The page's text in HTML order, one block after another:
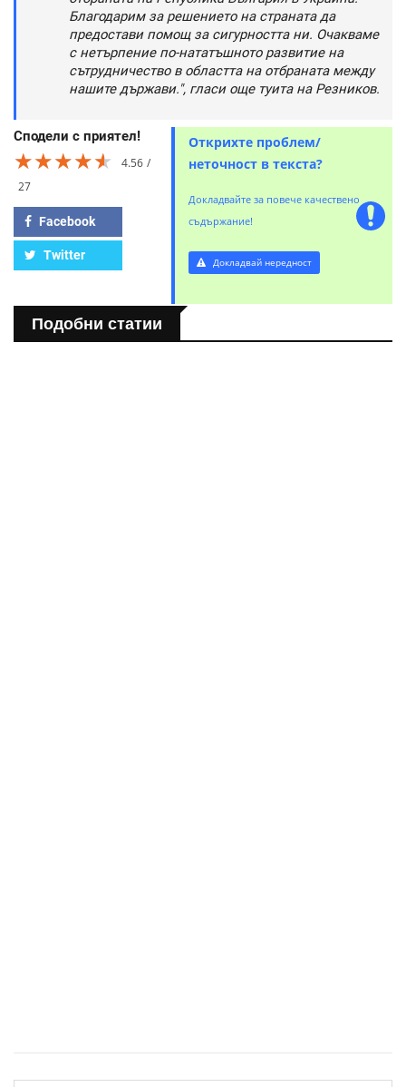
Благодарим за решението на страната да
предостави помощ за сигурността ни. Очакваме
с нетърпение по-нататъшното развитие на
сътрудничество в областта на отбраната между
нашите държави.", гласи още туита на Резников.
Сподели с приятел!
★★★★★
★★★★★
★★★★★
4.56
27
Facebook
Twitter
Открихте проблем/
неточност в текста?
Докладвайте за повече качествено
съдържание!
Докладвай нередност
Подобни статии